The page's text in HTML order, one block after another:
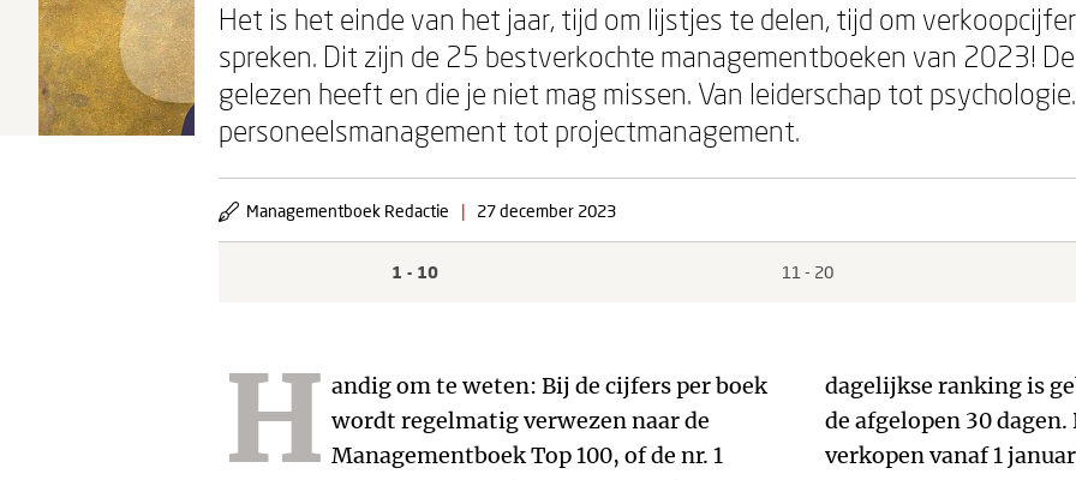
Het is het einde van het jaar, tijd om lijstjes te delen, tijd om
spreken. Dit zijn de 25 bestverkochte managementboeken van 2023!
gelezen heeft en die je niet mag missen. Van leiderschap tot
personeelsmanagement tot projectmanagement.
Managementboek Redactie | 27 december 2023
1 - 10 11 - 20
H andig om te weten: Bij de cijfers per boek
wordt regelmatig verwezen naar de
Managementboek Top 100, of de nr. 1
dagelijkse ranking is gebaseerd op de verkopen van
de afgelopen 30 dagen. Deze Top 25 gaat over álle
verkopen vanaf 1 januari tot en met 27 december